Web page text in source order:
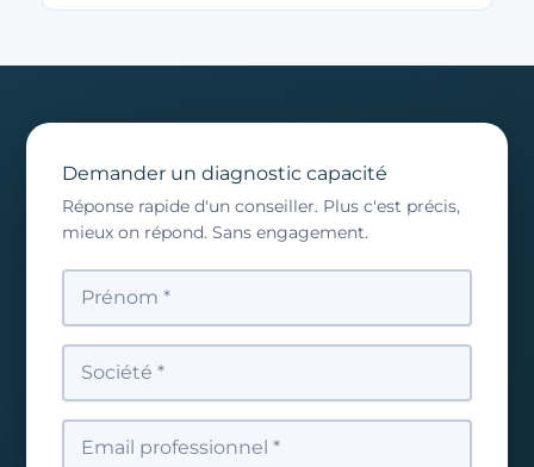
Demander un diagnostic capacité
Réponse rapide d'un conseiller. Plus c'est précis,
mieux on répond. Sans engagement.